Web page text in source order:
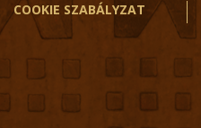
COOKIE SZABÁLYZAT